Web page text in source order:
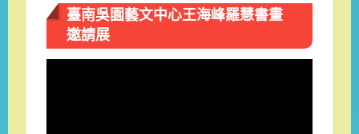
臺南吳園藝文中心王海峰羅慧書畫
邀請展